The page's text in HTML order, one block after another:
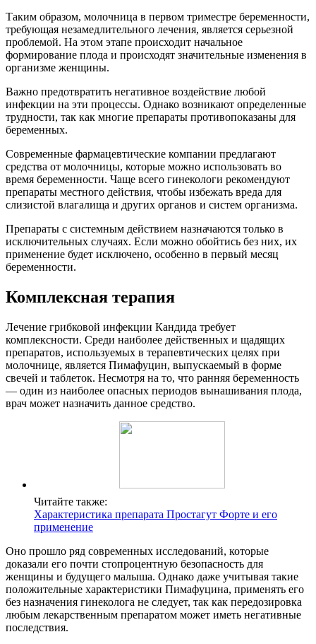
Таким образом, молочница в первом триместре беременности,
требующая незамедлительного лечения, является серьезной
проблемой. На этом этапе происходит начальное
формирование плода и происходят значительные изменения в
организме женщины.
Важно предотвратить негативное воздействие любой
инфекции на эти процессы. Однако возникают определенные
трудности, так как многие препараты противопоказаны для
беременных.
Современные фармацевтические компании предлагают
средства от молочницы, которые можно использовать во
время беременности. Чаще всего гинекологи рекомендуют
препараты местного действия, чтобы избежать вреда для
слизистой влагалища и других органов и систем организма.
Препараты с системным действием назначаются только в
исключительных случаях. Если можно обойтись без них, их
применение будет исключено, особенно в первый месяц
беременности.
Комплексная терапия
Лечение грибковой инфекции Кандида требует
комплексности. Среди наиболее действенных и щадящих
препаратов, используемых в терапевтических целях при
молочнице, является Пимафуцин, выпускаемый в форме
свечей и таблеток. Несмотря на то, что ранняя беременность
— один из наиболее опасных периодов вынашивания плода,
врач может назначить данное средство.
Читайте также:
Характеристика препарата Простагут Форте и его
применение
Оно прошло ряд современных исследований, которые
доказали его почти стопроцентную безопасность для
женщины и будущего малыша. Однако даже учитывая такие
положительные характеристики Пимафуцина, применять его
без назначения гинеколога не следует, так как передозировка
любым лекарственным препаратом может иметь негативные
последствия.